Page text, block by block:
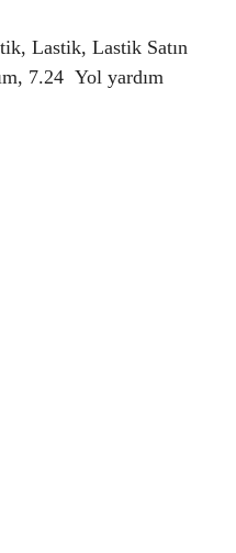
Lastik, Lastik Satın
7.24 Yol yardım